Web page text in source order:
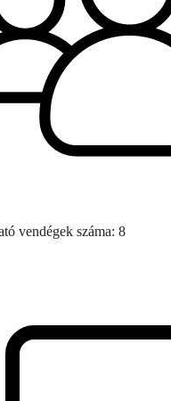
vendégek száma: 8